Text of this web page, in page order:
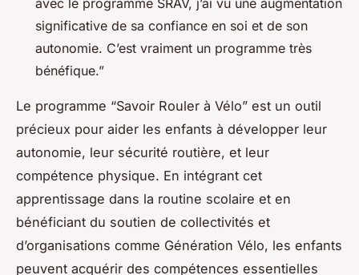
significative de sa confiance en soi et de son
autonomie. C’est vraiment un programme très
bénéfique.”
Le programme “Savoir Rouler à Vélo” est un outil
précieux pour aider les enfants à développer leur
autonomie, leur sécurité routière, et leur
compétence physique. En intégrant cet
apprentissage dans la routine scolaire et en
bénéficiant du soutien de collectivités et
d’organisations comme Génération Vélo, les enfants
peuvent acquérir des compétences essentielles